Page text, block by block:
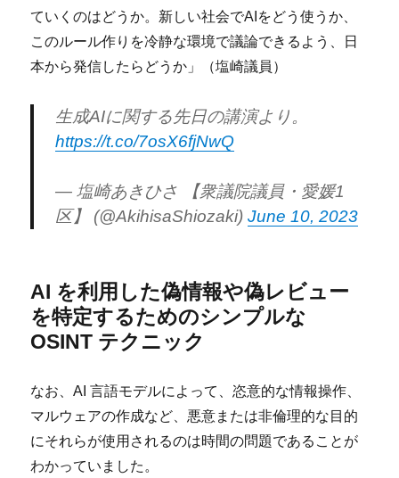
ていくのはどうか。新しい社会でAIをどう使うか、
このルール作りを冷静な環境で議論できるよう、日
本から発信したらどうか」（塩崎議員）
生成AIに関する先日の講演より。
https://t.co/7osX6fjNwQ
— 塩崎あきひさ 【衆議院議員・愛媛1
区】 (@AkihisaShiozaki)June 10, 2023
AI を利用した偽情報や偽レビュー
を特定するためのシンプルな
OSINT テクニック
なお、AI 言語モデルによって、恣意的な情報操作、
マルウェアの作成など、悪意または非倫理的な目的
にそれらが使用されるのは時間の問題であることが
わかっていました。